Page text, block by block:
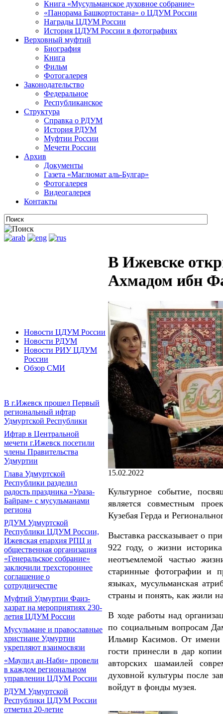
Книга «Мусульманское духовное собрание»
«Панорама Башкортостана» о ЦДУМ России
Награды ЦДУМ России
История ЦДУМ России в фотографиях
Верховный муфтий
Биография
Книга
Фильм
Фотогалерея
Законодательство
Федеральное
Республиканское
Структура
Справка о РДУМ
История РДУМ
Муфтии России
Мечети России
Архив
Документы
Газета «Маглюмат аль-Булгар»
Фотогалерея
Видеогалерея
Контакты
Новости ЦДУМ России
Новости РДУМ
Новости РИУ ЦДУМ
России
Обзор СМИ
В г.Ижевск прошел Первый
региональный ифтар
Удмуртской Республики
Ифтар в Центральной
мечети г.Ижевск посетили
члены Правительства
Удмуртии
Глава Удмуртской
Республики разделил
радость праздника «Ураза-
Байрам» с мусульманами
региона
РДУМ Удмуртской
Республики ЦДУМ России,
Ижевская епархия РПЦ и
общественная организация
«Генеральское собрание»
заключили трехстороннее
соглашение о
сотрудничестве
Муфтий Удмуртии Фаиз-
хазрат на мероприятиях 230-
летия ЦДУМ России
Мусульмане и православные
христиане Удмуртии
укрепляют взаимосвязи
«Маулид ан-Наби» провели
в каждом региональном
управлении ЦДУМ России
РДУМ Удмуртской
Республики ЦДУМ России
отметил 20-летие
В Ижевске
Ахмадом ибн
15.02.2022
Культурное событие,
является совместным
Кузебая Герда и
Выставка рассказывает о
922 году, о жизни
неотъемлемой частью
старинные фотографии и
языках, мусульманская
страны и понять, как жили
В ходе работы над
по социальным вопросам
Ильмир Касимов. От имени
гости принесли в дар
авторских шамаилей
духовной культуры после
войдут в фонды музея.